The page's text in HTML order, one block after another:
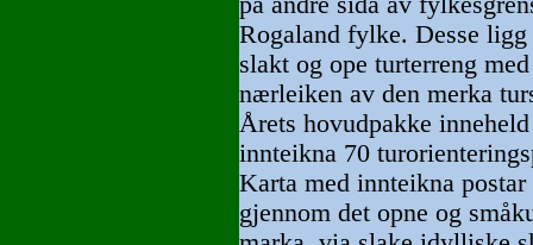
Rogaland fylke. Desse
slakt og ope turterreng
nærleiken av den merka
Årets hovudpakke
innteikna 70
Karta med innteikna
gjennom det opne og